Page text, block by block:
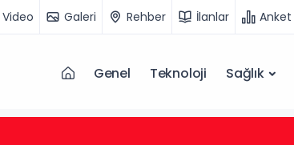
Video Galeri Rehber İlanlar Anket
Genel Teknoloji Sağlık